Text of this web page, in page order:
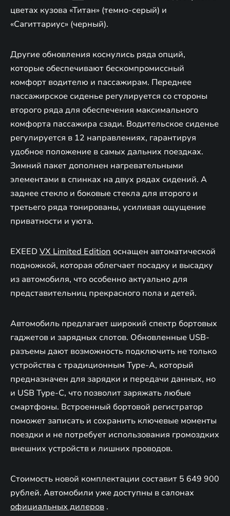
цветах кузова «Титан» (темно-серый) и
«Сагиттариус» (черный).
Другие обновления коснулись ряда опций,
которые обеспечивают бескомпромиссный
комфорт водителю и пассажирам. Переднее
пассажирское сиденье регулируется со стороны
второго ряда для обеспечения максимального
комфорта пассажира сзади. Водительское сиденье
регулируется в 12 направлениях, гарантируя
удобное положение в самых дальних поездках.
Зимний пакет дополнен нагревательными
элементами в спинках на двух рядах сидений. А
заднее стекло и боковые стекла для второго и
третьего ряда тонированы, усиливая ощущение
приватности и уюта.
EXEED VX Limited Edition оснащен автоматической
подножкой, которая облегчает посадку и высадку
из автомобиля, что особенно актуально для
представительниц прекрасного пола и детей.
Автомобиль предлагает широкий спектр бортовых
гаджетов и зарядных слотов. Обновленные USB-
разъемы дают возможность подключить не только
устройства с традиционным Type-A, который
предназначен для зарядки и передачи данных, но
и USB Type-C, что позволит заряжать любые
смартфоны. Встроенный бортовой регистратор
поможет записать и сохранить ключевые моменты
поездки и не потребует использования громоздких
внешних устройств и лишних проводов.
Стоимость новой комплектации составит 5 649 900
рублей. Автомобили уже доступны в салонах
официальных дилеров .